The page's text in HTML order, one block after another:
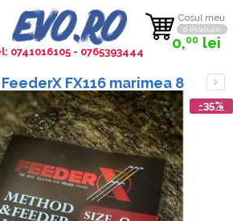
Cosul meu
0 Produse
0,00 lei
0741016105 - 0765393444
FX116 marimea 8
-35%